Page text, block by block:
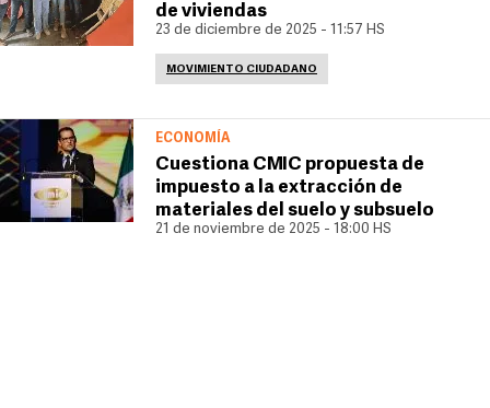
de viviendas
23 de diciembre de 2025 - 11:57 HS
MOVIMIENTO CIUDADANO
ECONOMÍA
Cuestiona CMIC propuesta de
impuesto a la extracción de
materiales del suelo y subsuelo
21 de noviembre de 2025 - 18:00 HS